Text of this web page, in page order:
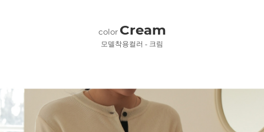
color Cream
모델착용컬러 - 크림